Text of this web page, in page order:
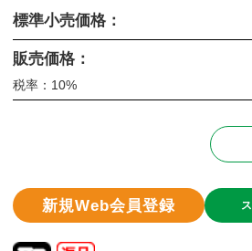
標準小売価格：
販売価格：
税率：10%
新規Web会員登録